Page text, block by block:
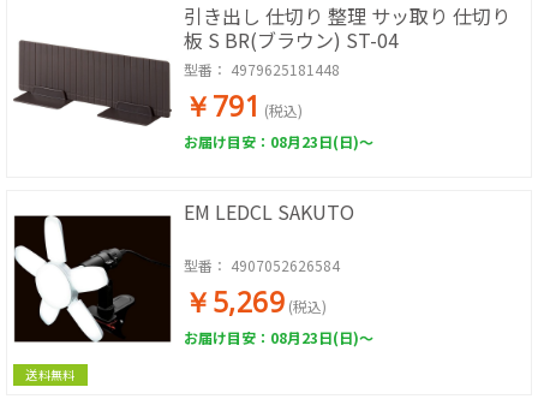
引き出し 仕切り 整理 サッ取り 仕切り
板 S BR(ブラウン) ST-04
型番： 4979625181448
￥791 (税込)
お届け目安：08月23日(日)～
送料無料
EM LEDCL SAKUTO
型番： 4907052626584
￥5,269 (税込)
お届け目安：08月23日(日)～